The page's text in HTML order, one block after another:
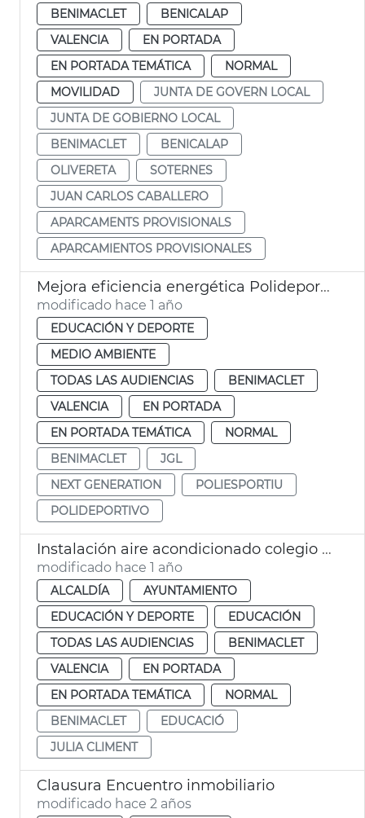
BENIMACLET
BENICALAP
VALENCIA
EN PORTADA
EN PORTADA TEMÁTICA
NORMAL
MOVILIDAD
JUNTA DE GOVERN LOCAL
JUNTA DE GOBIERNO LOCAL
BENIMACLET
BENICALAP
OLIVERETA
SOTERNES
JUAN CARLOS CABALLERO
APARCAMENTS PROVISIONALS
APARCAMIENTOS PROVISIONALES
Mejora eficiencia energética Polideportivo Benimaclet
modificado hace 1 año
EDUCACIÓN Y DEPORTE
MEDIO AMBIENTE
TODAS LAS AUDIENCIAS
BENIMACLET
VALENCIA
EN PORTADA
EN PORTADA TEMÁTICA
NORMAL
BENIMACLET
JGL
NEXT GENERATION
POLIESPORTIU
POLIDEPORTIVO
Instalación aire acondicionado colegio Benimaclet
modificado hace 1 año
ALCALDÍA
AYUNTAMIENTO
EDUCACIÓN Y DEPORTE
EDUCACIÓN
TODAS LAS AUDIENCIAS
BENIMACLET
VALENCIA
EN PORTADA
EN PORTADA TEMÁTICA
NORMAL
BENIMACLET
EDUCACIÓ
JULIA CLIMENT
Clausura Encuentro inmobiliario
modificado hace 2 años